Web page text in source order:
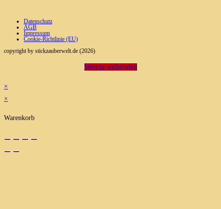
Datenschutz
AGB
Impressum
Cookie-Richtlinie (EU)
copyright by stickzauberwelt.de (2026)
Vertrag widerrufen
×
×
Warenkorb